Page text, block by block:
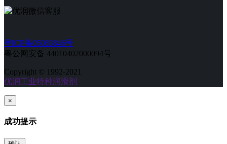
粤ICP备05083846号
粤公网安备 44010402000094号
Copyright © 1992-2021
优润工业特种润滑剂
×
成功提示